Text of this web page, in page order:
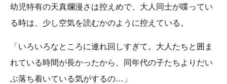
幼児特有の天真爛漫さは控えめで、大人同士が喋ってい
る時は、少し空気を読むかのように控えている。
「いろいろなところに連れ回しすぎて。大人たちと囲ま
れている時間が長かったから、同年代の子たちよりだい
ぶ落ち着いている気がするの…」